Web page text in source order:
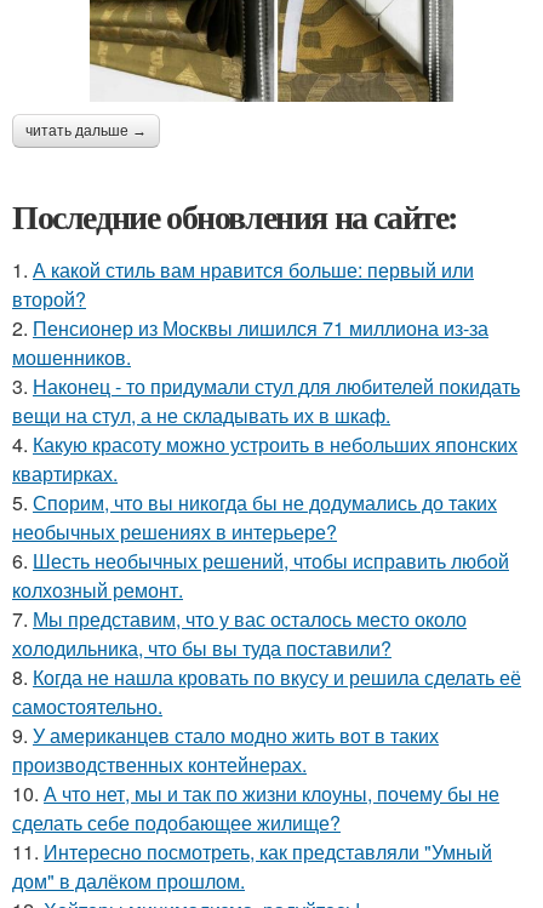
читать дальше →
Последние обновления на сайте:
1. А какой стиль вам нравится больше: первый или
второй?
2. Пенсионер из Москвы лишился 71 миллиона из-за
мошенников.
3. Наконец - то придумали стул для любителей покидать
вещи на стул, а не складывать их в шкаф.
4. Какую красоту можно устроить в небольших японских
квартирках.
5. Спорим, что вы никогда бы не додумались до таких
необычных решениях в интерьере?
6. Шесть необычных решений, чтобы исправить любой
колхозный ремонт.
7. Мы представим, что у вас осталось место около
холодильника, что бы вы туда поставили?
8. Когда не нашла кровать по вкусу и решила сделать её
самостоятельно.
9. У американцев стало модно жить вот в таких
производственных контейнерах.
10. А что нет, мы и так по жизни клоуны, почему бы не
сделать себе подобающее жилище?
11. Интересно посмотреть, как представляли "Умный
дом" в далёком прошлом.